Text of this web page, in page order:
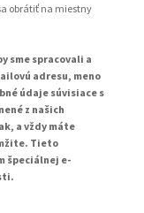
obrátiť na miestny
sme spracovali a
adresu, meno
údaje súvisiace s
z našich
a vždy máte
Tieto
špeciálnej e-